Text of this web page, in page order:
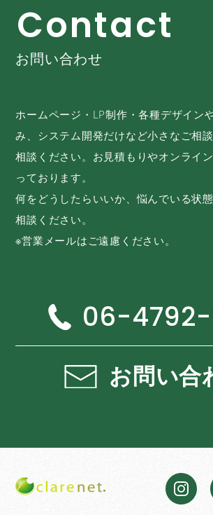
Contact
お問い合わせ
ホームページ・LP制作・各種デザイン
み、システム開発だけなど小さなご相
相談ください。お見積もりやオンライ
っております。
何をどうしたらいいか、悩んでいる状
相談ください。
※営業メールはご遠慮ください。
06-4792-
お問い合